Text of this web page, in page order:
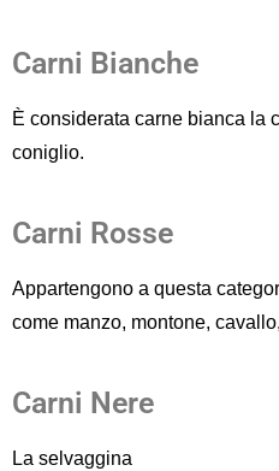
Carni Bianche
È considerata carne bianca la
coniglio.
Carni Rosse
Appartengono a questa
come manzo, montone, cavallo,
Carni Nere
La selvaggina